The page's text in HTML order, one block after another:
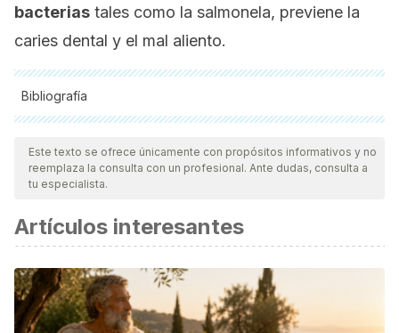
bacterias tales como la salmonela, previene la
caries dental y el mal aliento.
Bibliografía
Todas las fuentes citadas fueron revisadas a profundidad por
nuestro equipo, para asegurar su calidad, confiabilidad,
vigencia y validez.La bibliografía de este artículo fue
científica.
Rao, P. V., & Gan, S. H. (2014). Cinnamon: A multifaceted
medicinal plant. Evidence-Based Complementary and
Alternative Medicine. https://doi.org/10.1155/2014/642942
Gruenwald, J., Freder, J., & Armbruester, N. (2010).
Este texto se ofrece únicamente con propósitos informativos y no
reemplaza la consulta con un profesional. Ante dudas, consulta a
tu especialista.
Artículos interesantes